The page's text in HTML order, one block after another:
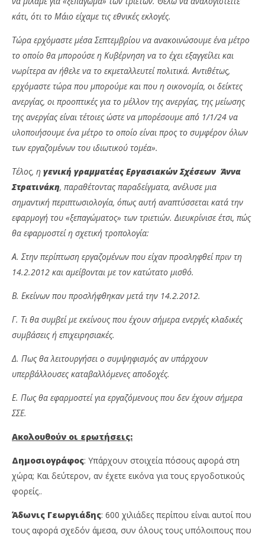
κάτι, ότι το Μάιο είχαμε τις εθνικές εκλογές.
Τώρα ερχόμαστε μέσα Σεπτεμβρίου να ανακοινώσουμε ένα μέτρο
το οποίο θα μπορούσε η Κυβέρνηση να το έχει εξαγγείλει και
νωρίτερα αν ήθελε να το εκμεταλλευτεί πολιτικά. Αντιθέτως,
ερχόμαστε τώρα που μπορούμε και που η οικονομία, οι δείκτες
ανεργίας, οι προοπτικές για το μέλλον της ανεργίας, της μείωσης
της ανεργίας είναι τέτοιες ώστε να μπορέσουμε από 1/1/24 να
υλοποιήσουμε ένα μέτρο το οποίο είναι προς το συμφέρον όλων
των εργαζομένων του ιδιωτικού τομέα».
Τέλος, η γενική γραμματέας Εργασιακών Σχέσεων Άννα
Στρατινάκη, παραθέτοντας παραδείγματα, ανέλυσε μια
σημαντική περιπτωσιολογία, όπως αυτή αναπτύσσεται κατά την
εφαρμογή του «ξεπαγώματος» των τριετιών. Διευκρίνισε έτσι, πώς
θα εφαρμοστεί η σχετική τροπολογία:
Α. Στην περίπτωση εργαζομένων που είχαν προσληφθεί πριν τη
14.2.2012 και αμείβονται με τον κατώτατο μισθό.
Β. Εκείνων που προσλήφθηκαν μετά την 14.2.2012.
Γ. Τι θα συμβεί με εκείνους που έχουν σήμερα ενεργές κλαδικές
συμβάσεις ή επιχειρησιακές.
Δ. Πως θα λειτουργήσει ο συμψηφισμός αν υπάρχουν
υπερβάλλουσες καταβαλλόμενες αποδοχές.
Ε. Πως θα εφαρμοστεί για εργαζόμενους που δεν έχουν σήμερα
ΣΣΕ.
Ακολουθούν οι ερωτήσεις:
Δημοσιογράφος: Υπάρχουν στοιχεία πόσους αφορά στη
χώρα; Και δεύτερον, αν έχετε εικόνα για τους εργοδοτικούς
φορείς..
Άδωνις Γεωργιάδης: 600 χιλιάδες περίπου είναι αυτοί που
τους αφορά σχεδόν άμεσα, συν όλους τους υπόλοιπους που